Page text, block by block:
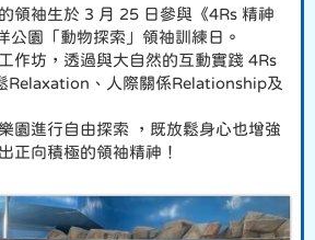
領袖生於 3 月 25 日參與《4Rs 精神
公園「動物探索」領袖訓練日。
作坊，透過與大自然的互動實踐 4Rs
Relaxation、人際關係Relationship及
園進行自由探索 ，既放鬆身心也增強
正向積極的領袖精神！